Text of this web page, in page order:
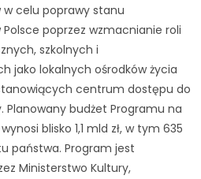
w celu poprawy stanu
poprzez wzmacnianie roli
szkolnych i
jako lokalnych ośrodków życia
centrum dostępu do
Planowany budżet Programu na
blisko 1,1 mld zł, w tym 635
państwa. Program jest
Ministerstwo Kultury,